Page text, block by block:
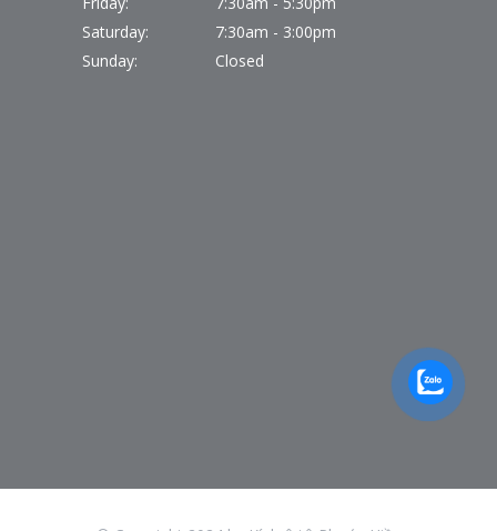
Saturday:
7:30am - 3:00pm
Sunday:
Closed